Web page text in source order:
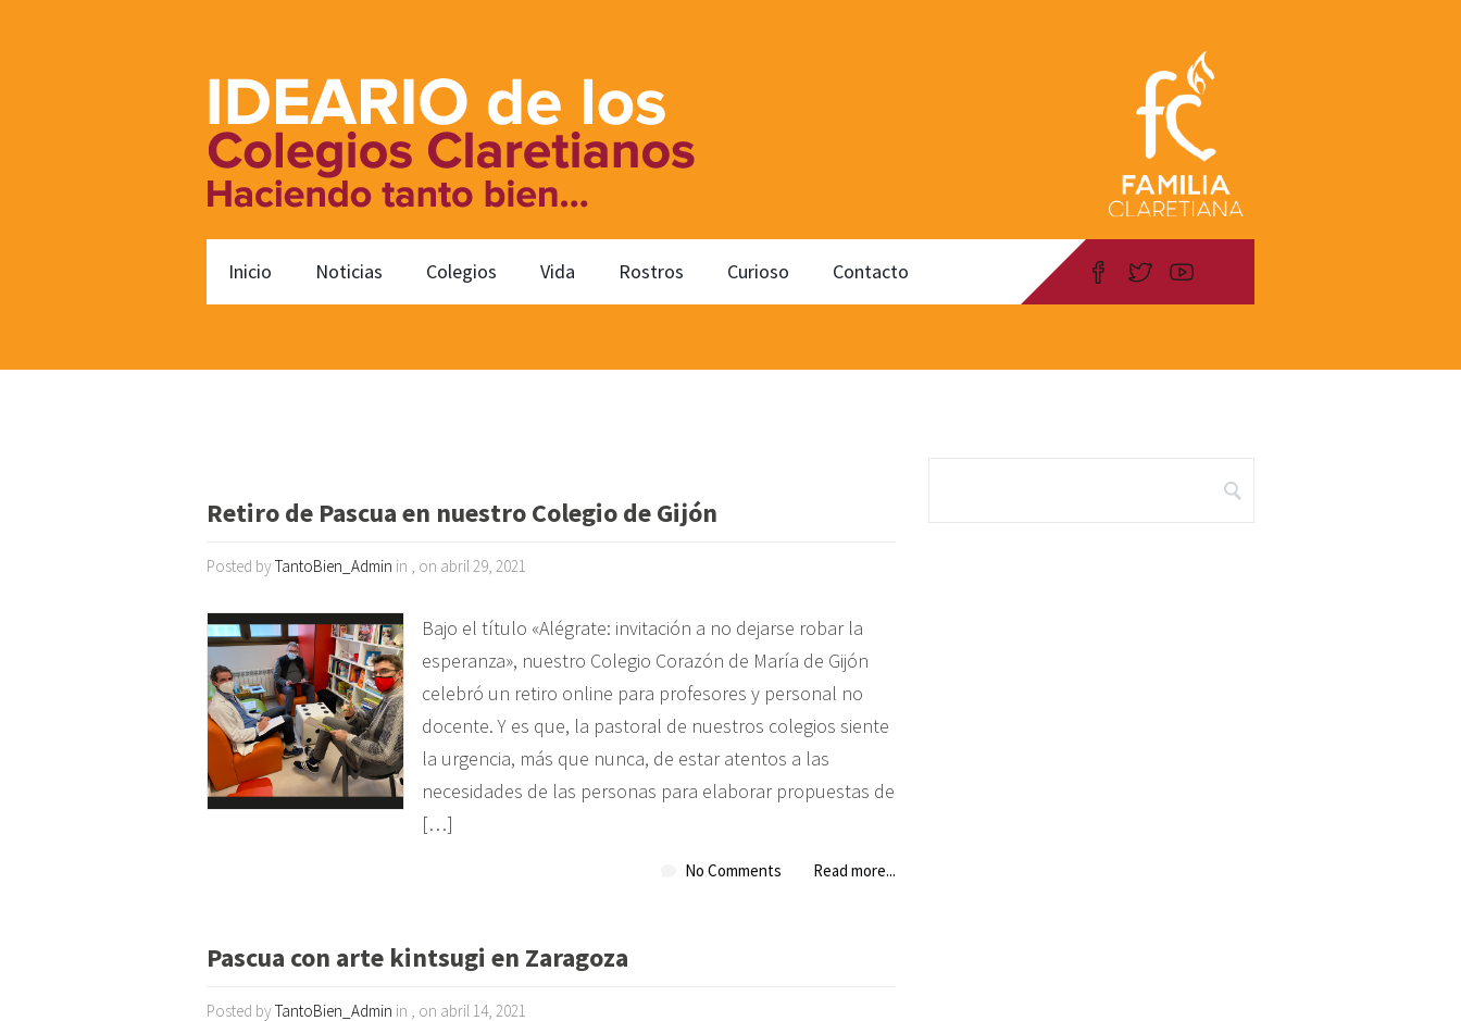
Inicio Noticias Colegios Vida Rostros Curioso Contacto
Retiro de Pascua en nuestro Colegio de Gijón
Posted by TantoBien_Admin in , on abril 29, 2021
Bajo el título «Alégrate: invitación a no dejarse robar la
esperanza», nuestro Colegio Corazón de María de Gijón
celebró un retiro online para profesores y personal no
docente. Y es que, la pastoral de nuestros colegios siente
la urgencia, más que nunca, de estar atentos a las
necesidades de las personas para elaborar propuestas de
[…]
No Comments Read more...
Pascua con arte kintsugi en Zaragoza
Posted by TantoBien_Admin in , on abril 14, 2021